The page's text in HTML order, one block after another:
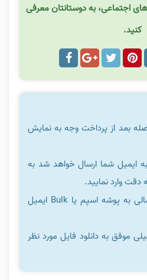
اجتماعی، به دوستانتان معرفی
کنید.
بعد از پرداخت وجه به نمایش
ایمیل شما ارسال خواهد شد به
وارد نمایید.
ممکن است ایمیل ارسالی به پوشه اسپم یا Bulk ایمیل
موفق به دانلود فایل مورد نظر